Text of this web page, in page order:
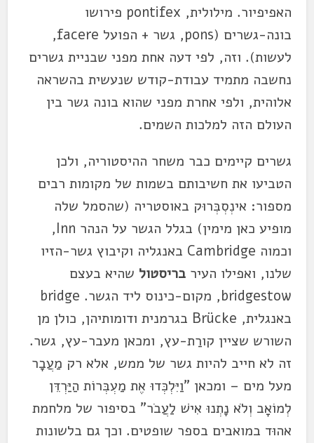
האפיפיור. מילולית, pontifex פירושו
בונה-גשרים (pons, גשר + הפועל facere,
לעשות). וזה, לפי דעה אחת מפני שבניית גשרים
נחשבה מתמיד עבודת-קודש שנעשית בהשראה
אלוהית, ולפי אחרת מפני שהוא בונה גשר בין
העולם הזה למלכות השמים.
גשרים קיימים כבר משחר ההיסטוריה, ולכן
הטביעו את חשיבותם בשמות של מקומות רבים
מספור: אינְסְבְּרוּק באוסטריה (שהסמל שלה
מופיע כאן מימין) בגלל הגשר על הנהר Inn,
וכמוה Cambridge באנגליה וקיבוץ גשר-הזיו
שלנו, ואפילו העירבריסטול שהיא בעצם
bridgestow, מקום-כינוס ליד הגשר. bridge
באנגלית, Brücke בגרמנית ודומותיהן, כולן מן
השורש שציין קורַת-עץ, ומכאן מעבר-עץ, גשר.
זה לא חייב להיות גשר של ממש, אלא רק מַעֲבָר
מעל מים – ומכאן "וַיִּלְכְּדוּ אֶת מַעְבְּרוֹת הַיַּרְדֵּן
לְמוֹאָב וְלֹא נָתְנוּ אִישׁ לַעֲבֹר" בסיפור של מלחמת
אהוּד במואבים בספר שופטים. וכך גם בלשונות